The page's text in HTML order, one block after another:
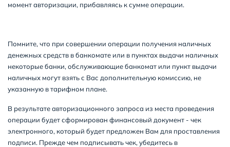
момент авторизации, прибавляясь к сумме операции.
Помните, что при совершении операции получения наличных
денежных средств в банкомате или в пунктах выдачи наличных
некоторые банки, обслуживающие банкомат или пункт выдачи
наличных могут взять с Вас дополнительную комиссию, не
указанную в тарифном плане.
В результате авторизационного запроса из места проведения
операции будет сформирован финансовый документ - чек
электронного, который будет предложен Вам для проставления
подписи. Прежде чем подписывать чек, убедитесь в